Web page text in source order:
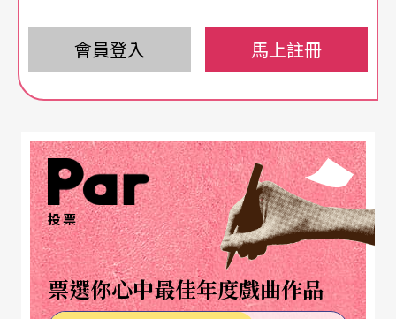
顯然這些作品在科登已經與樂手們嘗試排練過了。
一七二一年三月廿四日，布蘭登堡侯爵在卡爾斯巴
賜給我這孱弱者的精緻的禮物，讓我享受到天堂般
的音樂。」他也深深表示此曲是一種精緻品味的代
表。但是巴赫卻慎重地看待這個評價，因為對他而
言，這個作品並非只是一種「精緻品味」的呈現，
而是他在科登時期一個深具代表性的非凡作品。作
會員登入 馬上註冊
投票
票選你心中最佳年度戲曲作品